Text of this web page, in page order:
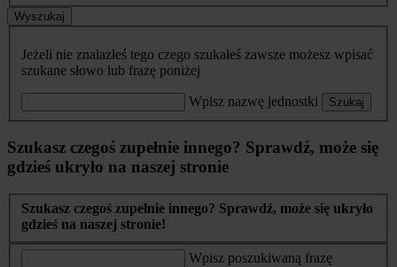
Wyszukaj
Jeżeli nie znalazłeś tego czego szukałeś zawsze możesz wpisać
szukane słowo lub frazę poniżej
Wpisz nazwę jednostki Szukaj
Szukasz czegoś zupełnie innego? Sprawdź, może się
gdzieś ukryło na naszej stronie
Szukasz czegoś zupełnie innego? Sprawdź, może się ukryło
gdzieś na naszej stronie!
Wpisz poszukiwaną frazę